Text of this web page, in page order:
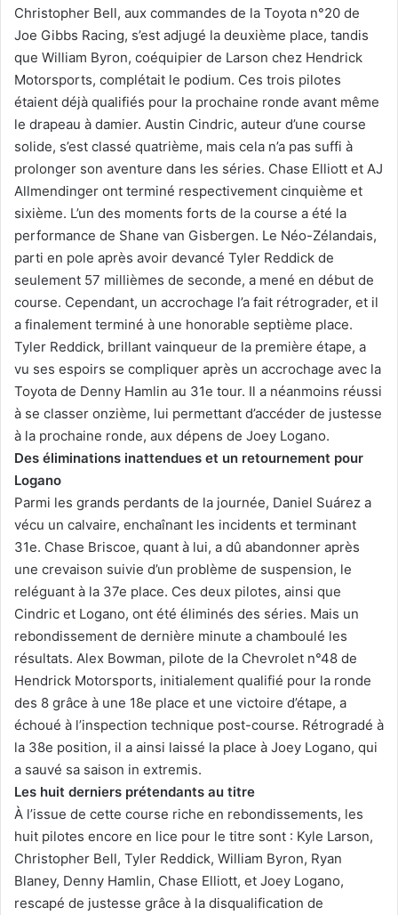
Christopher Bell, aux commandes de la Toyota n°20 de
Joe Gibbs Racing, s’est adjugé la deuxième place, tandis
que William Byron, coéquipier de Larson chez Hendrick
Motorsports, complétait le podium. Ces trois pilotes
étaient déjà qualifiés pour la prochaine ronde avant même
le drapeau à damier. Austin Cindric, auteur d’une course
solide, s’est classé quatrième, mais cela n’a pas suffi à
prolonger son aventure dans les séries. Chase Elliott et AJ
Allmendinger ont terminé respectivement cinquième et
sixième. L’un des moments forts de la course a été la
performance de Shane van Gisbergen. Le Néo-Zélandais,
parti en pole après avoir devancé Tyler Reddick de
seulement 57 millièmes de seconde, a mené en début de
course. Cependant, un accrochage l’a fait rétrograder, et il
a finalement terminé à une honorable septième place.
Tyler Reddick, brillant vainqueur de la première étape, a
vu ses espoirs se compliquer après un accrochage avec la
Toyota de Denny Hamlin au 31e tour. Il a néanmoins réussi
à se classer onzième, lui permettant d’accéder de justesse
à la prochaine ronde, aux dépens de Joey Logano.
Des éliminations inattendues et un retournement pour
Logano
Parmi les grands perdants de la journée, Daniel Suárez a
vécu un calvaire, enchaînant les incidents et terminant
31e. Chase Briscoe, quant à lui, a dû abandonner après
une crevaison suivie d’un problème de suspension, le
reléguant à la 37e place. Ces deux pilotes, ainsi que
Cindric et Logano, ont été éliminés des séries. Mais un
rebondissement de dernière minute a chamboulé les
résultats. Alex Bowman, pilote de la Chevrolet n°48 de
Hendrick Motorsports, initialement qualifié pour la ronde
des 8 grâce à une 18e place et une victoire d’étape, a
échoué à l’inspection technique post-course. Rétrogradé à
la 38e position, il a ainsi laissé la place à Joey Logano, qui
a sauvé sa saison in extremis.
Les huit derniers prétendants au titre
À l’issue de cette course riche en rebondissements, les
huit pilotes encore en lice pour le titre sont : Kyle Larson,
Christopher Bell, Tyler Reddick, William Byron, Ryan
Blaney, Denny Hamlin, Chase Elliott, et Joey Logano,
rescapé de justesse grâce à la disqualification de